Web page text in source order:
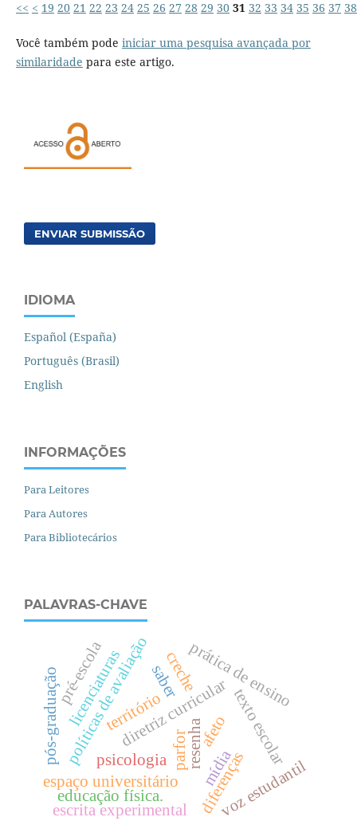
<< < 19 20 21 22 23 24 25 26 27 28 29 30 31 32 33 34 35 36 37 38
Você também pode iniciar uma pesquisa avançada por
similaridade para este artigo.
ENVIAR SUBMISSÃO
IDIOMA
Español (España)
Português (Brasil)
English
INFORMAÇÕES
Para Leitores
Para Autores
Para Bibliotecários
PALAVRAS-CHAVE
resenha
território
diretriz curricular
prática de ensino
texto escolar
políticas de avaliação
espaço universitário
pós-graduação saber
mídia
licenciaturas
parfor
voz estudantil
educação física.
pré-escola creche
psicologia diferenças
afeto
escrita experimental